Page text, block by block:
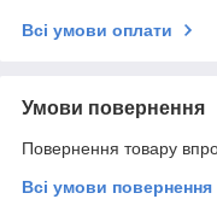
Всі умови оплати
Умови повернення
Повернення товару
Всі умови повернення